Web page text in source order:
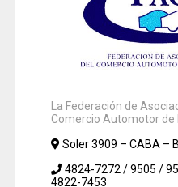
La Federación de
Comercio Automotor de
Soler 3909 – CABA –
4824-7272 / 9505 /
4822-7453